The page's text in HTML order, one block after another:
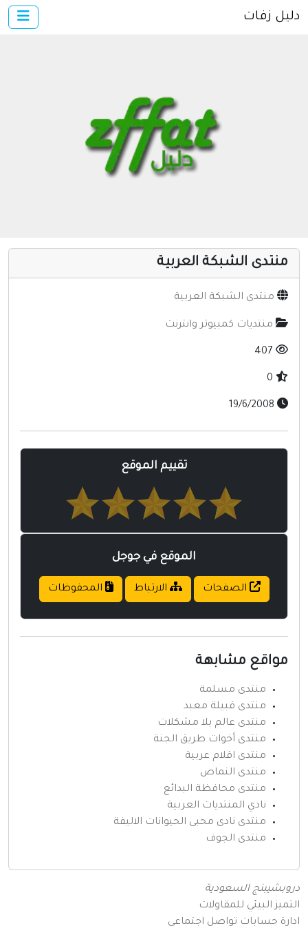
×
تسجيل
دخول
مواقع إسلامية
الأسرة والترفيه
دليل زفات
منتدى الشبكة العربية
منتدى الشبكة العربية
منتديات كمبيوتر وانترنت
تقييم الموقع
الموقع في جوجل
الصفحات الارتباط المحفوظات
مواقع مشابهة
منتدى مسلمة
منتدى قبيلة معبد
منتدى عالم بلا مشكلات
منتدى أخوات طريق الجنة
منتدى اقلام عربية
منتدى النماص
منتدى محافظة البدائع
نادي المنتديات العربية
منتدى نادى محبى الحيوانات الاليفة
منتدى الجوف
دروبشيبنج السعودية
التميز البيئي للمقاولات
ادارة حسابات تواصل اجتماعي